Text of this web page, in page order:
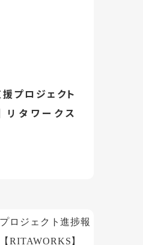
プロジェクト
タワークス